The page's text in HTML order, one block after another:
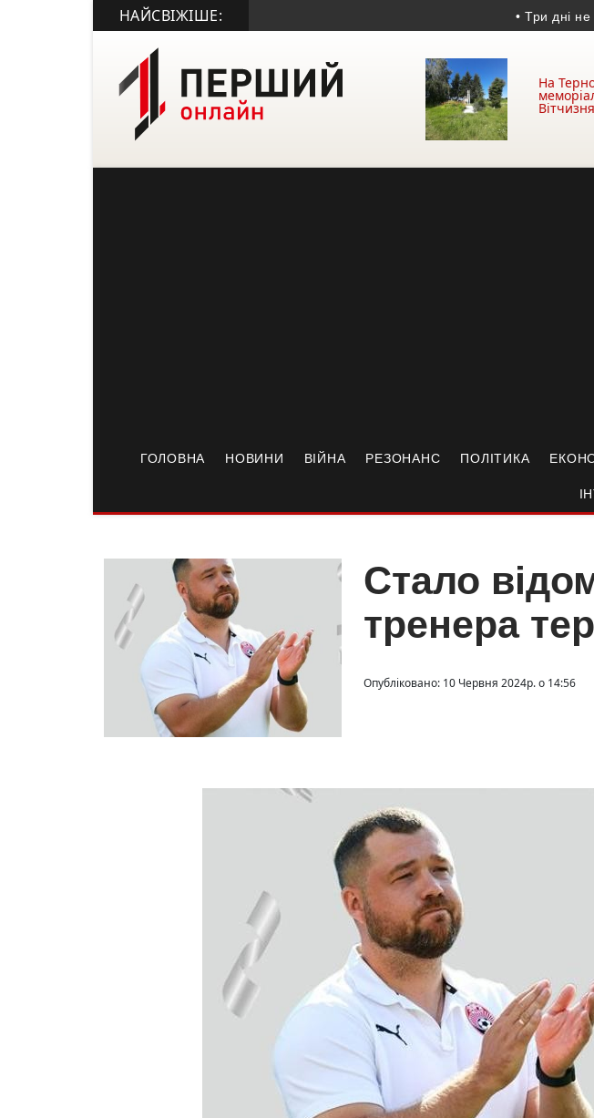
НАЙСВІЖІШЕ: • Три дні не
На
ГОЛОВНА НОВИНИ ВІЙНА РЕЗОНАНС ПОЛІТИКА
Стало
тренера
Опубліковано: 10 Червня 2024р. о 14:56